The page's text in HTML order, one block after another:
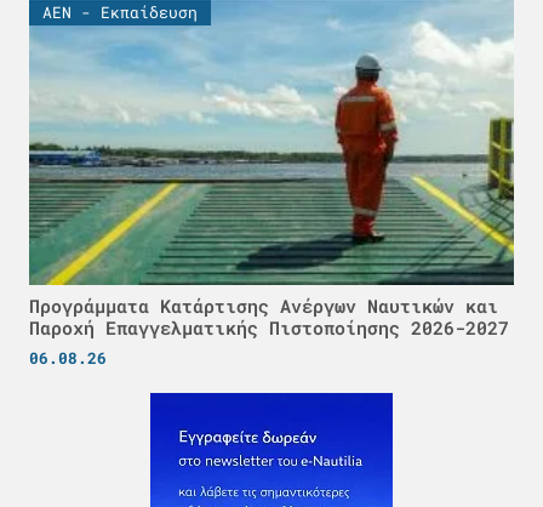
ΑΕΝ - Εκπαίδευση
Προγράμματα Κατάρτισης Ανέργων Ναυτικών και
Παροχή Επαγγελματικής Πιστοποίησης 2026-2027
06.08.26